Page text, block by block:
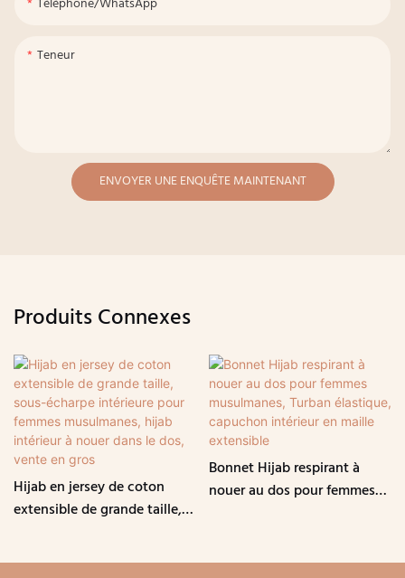
Téléphone/WhatsApp
Teneur
ENVOYER UNE ENQUÊTE MAINTENANT
Produits Connexes
Hijab en jersey de coton
extensible de grande taille,
Bonnet Hijab respirant à
nouer au dos pour femmes
en maille extensible